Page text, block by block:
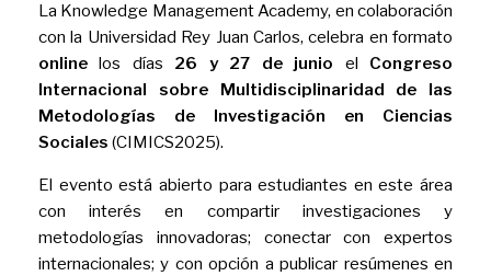
La Knowledge Management Academy, en colaboración
con la Universidad Rey Juan Carlos, celebra en formato
online los días 26 y 27 de junio el Congreso
Internacional sobre Multidisciplinaridad de las
Metodologías de Investigación en Ciencias
Sociales (CIMICS2025).
El evento está abierto para estudiantes en este área
con interés en compartir investigaciones y
metodologías innovadoras; conectar con expertos
internacionales; y con opción a publicar resúmenes en